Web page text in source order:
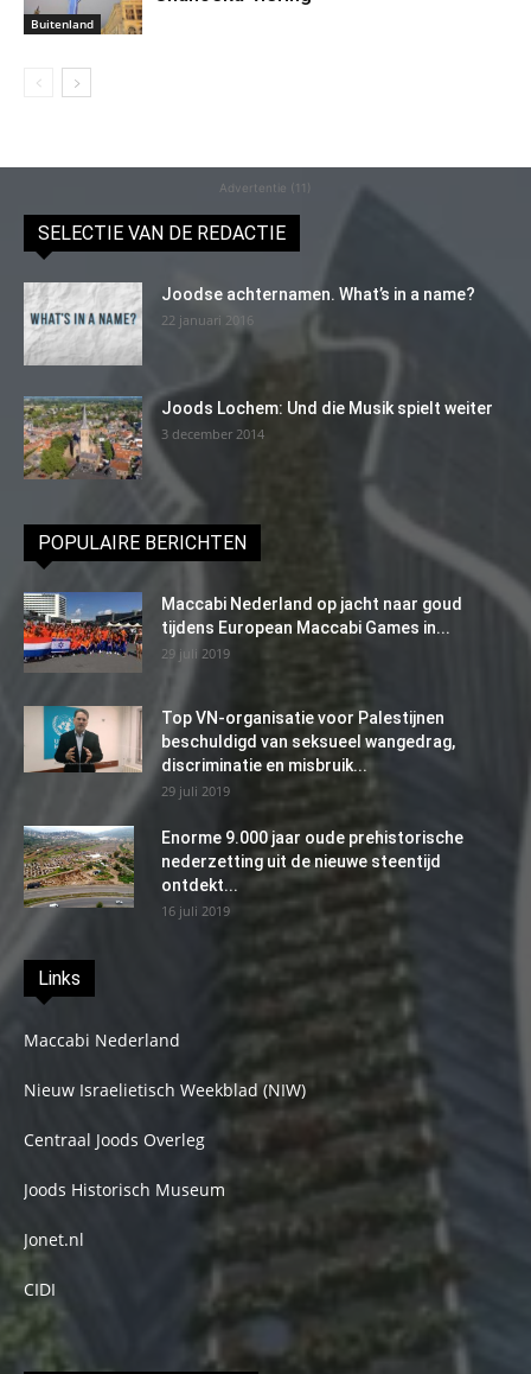
Buitenland
Advertentie (11)
SELECTIE VAN DE REDACTIE
Joodse achternamen. What’s in a name?
22 januari 2016
Joods Lochem: Und die Musik spielt weiter
3 december 2014
POPULAIRE BERICHTEN
Maccabi Nederland op jacht naar goud
tijdens European Maccabi Games in...
29 juli 2019
Top VN-organisatie voor Palestijnen
beschuldigd van seksueel wangedrag,
discriminatie en misbruik...
29 juli 2019
Enorme 9.000 jaar oude prehistorische
nederzetting uit de nieuwe steentijd
ontdekt...
16 juli 2019
Links
Maccabi Nederland
Nieuw Israelietisch Weekblad (NIW)
Centraal Joods Overleg
Joods Historisch Museum
Jonet.nl
CIDI